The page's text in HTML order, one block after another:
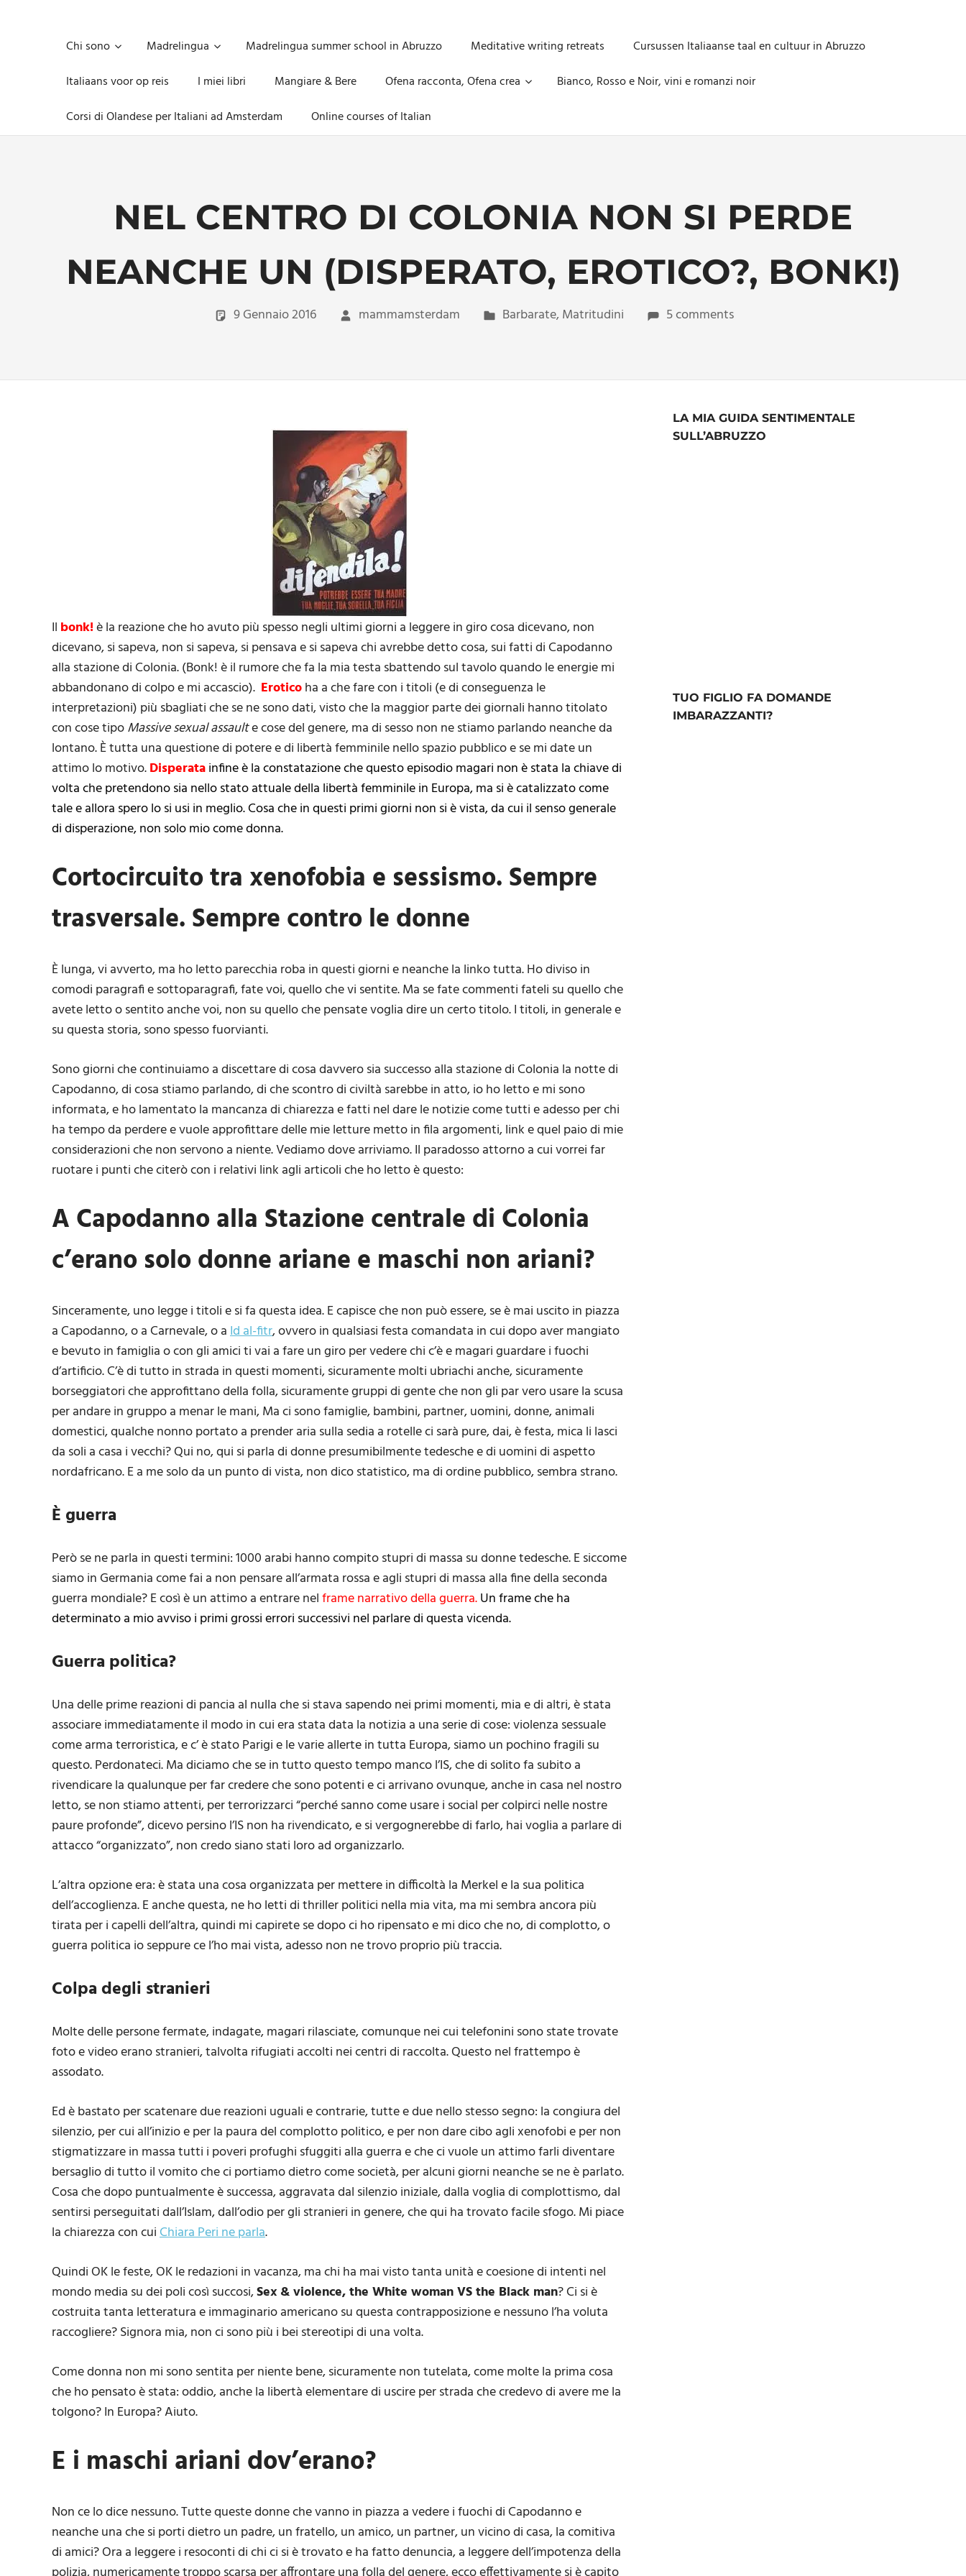
imprescindibile,
inevitabile
Mammamsterdam
oggi
anche
Chi sono Madrelingua Madrelingua summer school in Abruzzo Meditative writing retreats
Cursussen Italiaanse taal en cultuur in Abruzzo
Italiaans voor op reis
I miei libri Mangiare & Bere Ofena racconta, Ofena crea
Bianco, Rosso e Noir, vini e romanzi noir
Corsi di Olandese per Italiani ad Amsterdam
Online courses of Italian
NEL CENTRO DI COLONIA NON SI PERDE
NEANCHE UN (DISPERATO, EROTICO?, BONK!)
9 Gennaio 2016 mammamsterdam Barbarate, Matritudini 5 comments
Il bonk!è la reazione che ho avuto più spesso negli ultimi giorni a leggere in giro cosa dicevano, non
dicevano, si sapeva, non si sapeva, si pensava e si sapeva chi avrebbe detto cosa, sui fatti di Capodanno
alla stazione di Colonia. (Bonk! è il rumore che fa la mia testa sbattendo sul tavolo quando le energie mi
abbandonano di colpo e mi accascio). Eroticoha a che fare con i titoli (e di conseguenza le
interpretazioni) più sbagliati che se ne sono dati, visto che la maggior parte dei giornali hanno titolato
con cose tipoMassive sexual assaulte cose del genere, ma di sesso non ne stiamo parlando neanche da
lontano. È tutta una questione di potere e di libertà femminile nello spazio pubblico e se mi date un
attimo lo motivo.Disperatainfine è la constatazione che questo episodio magari non è stata la chiave di
volta che pretendono sia nello stato attuale della libertà femminile in Europa, ma si è catalizzato come
tale e allora spero lo si usi in meglio. Cosa che in questi primi giorni non si è vista, da cui il senso generale
di disperazione, non solo mio come donna.
Cortocircuito tra xenofobia e sessismo. Sempre
trasversale. Sempre contro le donne
È lunga, vi avverto, ma ho letto parecchia roba in questi giorni e neanche la linko tutta. Ho diviso in
comodi paragrafi e sottoparagrafi, fate voi, quello che vi sentite. Ma se fate commenti fateli su quello che
avete letto o sentito anche voi, non su quello che pensate voglia dire un certo titolo. I titoli, in generale e
su questa storia, sono spesso fuorvianti.
Sono giorni che continuiamo a discettare di cosa davvero sia successo alla stazione di Colonia la notte di
Capodanno, di cosa stiamo parlando, di che scontro di civiltà sarebbe in atto, io ho letto e mi sono
informata, e ho lamentato la mancanza di chiarezza e fatti nel dare le notizie come tutti e adesso per chi
ha tempo da perdere e vuole approfittare delle mie letture metto in fila argomenti, link e quel paio di mie
considerazioni che non servono a niente. Vediamo dove arriviamo. Il paradosso attorno a cui vorrei far
ruotare i punti che citerò con i relativi link agli articoli che ho letto è questo:
A Capodanno alla Stazione centrale di Colonia
c’erano solo donne ariane e maschi non ariani?
Sinceramente, uno legge i titoli e si fa questa idea. E capisce che non può essere, se è mai uscito in piazza
a Capodanno, o a Carnevale, o aId al-fitr, ovvero in qualsiasi festa comandata in cui dopo aver mangiato
e bevuto in famiglia o con gli amici ti vai a fare un giro per vedere chi c’è e magari guardare i fuochi
d’artificio. C’è di tutto in strada in questi momenti, sicuramente molti ubriachi anche, sicuramente
borseggiatori che approfittano della folla, sicuramente gruppi di gente che non gli par vero usare la scusa
per andare in gruppo a menar le mani, Ma ci sono famiglie, bambini, partner, uomini, donne, animali
domestici, qualche nonno portato a prender aria sulla sedia a rotelle ci sarà pure, dai, è festa, mica li lasci
da soli a casa i vecchi? Qui no, qui si parla di donne presumibilmente tedesche e di uomini di aspetto
nordafricano. E a me solo da un punto di vista, non dico statistico, ma di ordine pubblico, sembra strano.
È guerra
Però se ne parla in questi termini: 1000 arabi hanno compito stupri di massa su donne tedesche. E siccome
siamo in Germania come fai a non pensare all’armata rossa e agli stupri di massa alla fine della seconda
guerra mondiale? E così è un attimo a entrare nelframe narrativo della guerra.Un frame che ha
determinato a mio avviso i primi grossi errori successivi nel parlare di questa vicenda.
Guerra politica?
Una delle prime reazioni di pancia al nulla che si stava sapendo nei primi momenti, mia e di altri, è stata
associare immediatamente il modo in cui era stata data la notizia a una serie di cose: violenza sessuale
come arma terroristica, e c’ è stato Parigi e le varie allerte in tutta Europa, siamo un pochino fragili su
questo. Perdonateci. Ma diciamo che se in tutto questo tempo manco l’IS, che di solito fa subito a
rivendicare la qualunque per far credere che sono potenti e ci arrivano ovunque, anche in casa nel nostro
letto, se non stiamo attenti, per terrorizzarci “perché sanno come usare i social per colpirci nelle nostre
paure profonde”, dicevo persino l’IS non ha rivendicato, e si vergognerebbe di farlo, hai voglia a parlare di
attacco “organizzato”, non credo siano stati loro ad organizzarlo.
L’altra opzione era: è stata una cosa organizzata per mettere in difficoltà la Merkel e la sua politica
dell’accoglienza. E anche questa, ne ho letti di thriller politici nella mia vita, ma mi sembra ancora più
tirata per i capelli dell’altra, quindi mi capirete se dopo ci ho ripensato e mi dico che no, di complotto, o
guerra politica io seppure ce l’ho mai vista, adesso non ne trovo proprio più traccia.
Colpa degli stranieri
Molte delle persone fermate, indagate, magari rilasciate, comunque nei cui telefonini sono state trovate
foto e video erano stranieri, talvolta rifugiati accolti nei centri di raccolta. Questo nel frattempo è
assodato.
Ed è bastato per scatenare due reazioni uguali e contrarie, tutte e due nello stesso segno: la congiura del
silenzio, per cui all’inizio e per la paura del complotto politico, e per non dare cibo agli xenofobi e per non
stigmatizzare in massa tutti i poveri profughi sfuggiti alla guerra e che ci vuole un attimo farli diventare
bersaglio di tutto il vomito che ci portiamo dietro come società, per alcuni giorni neanche se ne è parlato.
Cosa che dopo puntualmente è successa, aggravata dal silenzio iniziale, dalla voglia di complottismo, dal
sentirsi perseguitati dall’Islam, dall’odio per gli stranieri in genere, che qui ha trovato facile sfogo. Mi piace
la chiarezza con cuiChiara Peri ne parla.
Quindi OK le feste, OK le redazioni in vacanza, ma chi ha mai visto tanta unità e coesione di intenti nel
mondo media su dei poli così succosi,Sex & violence, the White woman VS the Black man? Ci si è
costruita tanta letteratura e immaginario americano su questa contrapposizione e nessuno l’ha voluta
raccogliere? Signora mia, non ci sono più i bei stereotipi di una volta.
Come donna non mi sono sentita per niente bene, sicuramente non tutelata, come molte la prima cosa
che ho pensato è stata: oddio, anche la libertà elementare di uscire per strada che credevo di avere me la
tolgono? In Europa? Aiuto.
E i maschi ariani dov’erano?
Non ce lo dice nessuno. Tutte queste donne che vanno in piazza a vedere i fuochi di Capodanno e
neanche una che si porti dietro un padre, un fratello, un amico, un partner, un vicino di casa, la comitiva
di amici? Ora a leggere i resoconti di chi ci si è trovato e ha fatto denuncia, a leggere dell’impotenza della
LA MIA GUIDA SENTIMENTALE
SULL’ABRUZZO
TUO FIGLIO FA DOMANDE
IMBARAZZANTI?